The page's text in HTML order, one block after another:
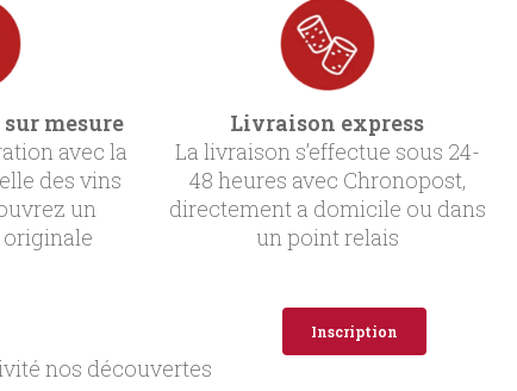
mesure
avec la
des vins
un
originale
Livraison express
La livraison s’effectue sous 24-
48 heures avec Chronopost,
directement a domicile ou dans
un point relais
nos découvertes
Inscription